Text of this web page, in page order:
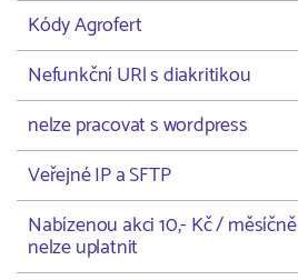
Kódy Agrofert
Nefunkční URl s diakritikou
nelze pracovat s wordpress
Veřejné IP a SFTP
Nabízenou akci 10,- Kč /
nelze uplatnit